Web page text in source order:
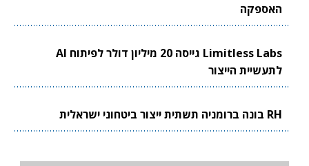
האספקה
Limitless Labs גייסה 20 מיליון דולר לפיתוח AI
לתעשיית הייצור
RH בונה ברומניה תשתית ייצור ביטחוני ישראלית